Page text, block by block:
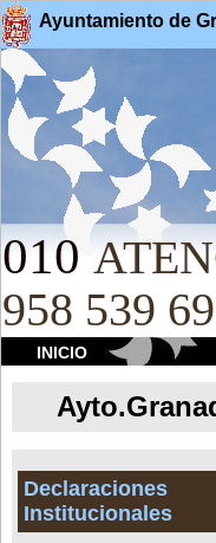
Ayuntamiento de
010
958 539
INICIO
Declaraciones
Institucionales